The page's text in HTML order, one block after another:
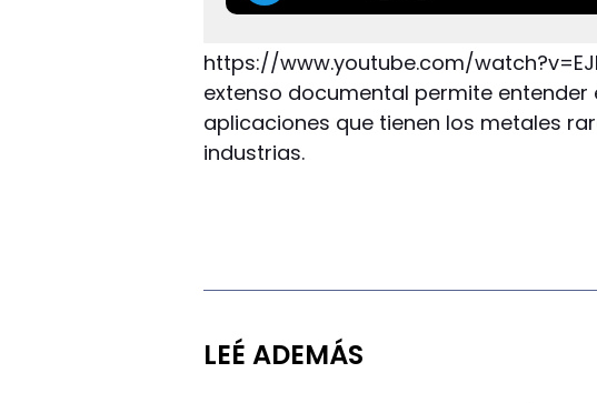
https://www.youtube.com/
extenso documental permite
aplicaciones que tienen los metales
industrias.
LEÉ ADEMÁS